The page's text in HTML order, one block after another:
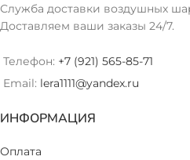
Служба доставки воздушных
Доставляем ваши заказы 24/7.
Телефон: +7 (921) 565-85-71
Email: lera1111@yandex.ru
ИНФОРМАЦИЯ
Оплата